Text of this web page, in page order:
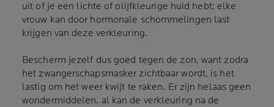
uit of je een lichte of olijfkleurige huid hebt; elke
vrouw kan door hormonale schommelingen last
krijgen van deze verkleuring.
Bescherm jezelf dus goed tegen de zon, want zodra
het zwangerschapsmasker zichtbaar wordt, is het
lastig om het weer kwijt te raken. Er zijn helaas geen
wondermiddelen, al kan de verkleuring na de